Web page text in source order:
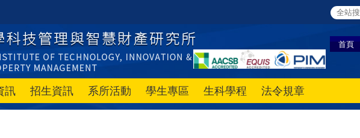
首頁
訊 招生資訊 系所活動 學生專區 生科學程 法令規章